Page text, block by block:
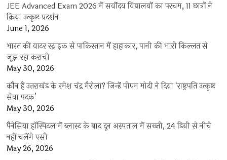
JEE Advanced Exam 2026 में सर्वोदय विद्यालयों का परचम, 11 छात्रों ने
किया उत्कृष्ट प्रदर्शन
June 1, 2026
भारत की वाटर स्ट्राइक से पाकिस्तान में हाहाकार, पानी की भारी किल्लत से
जूझ रहा कराची
May 30, 2026
कौन हैं उत्तराखंड के रमेश चंद्र गैरोला? जिन्हें पीएम मोदी ने दिया ‘राष्ट्रपति उत्कृष्ट
सेवा पदक’
May 30, 2026
पैनेसिया हॉस्पिटल में ब्लास्ट के बाद दून अस्पताल में सख्ती, 24 डिग्री से नीचे
नहीं चलेंगे एसी
May 26, 2026